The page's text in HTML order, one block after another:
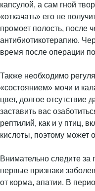
капсулой, а сам гной
«откачать» его не
промоет полость, после
антибиотикотерапию.
время после операции
Также необходимо
«состоянием» мочи и
цвет, долгое
заставить вас
рептилий, как и у птиц,
кислоты, поэтому может
Внимательно следите за
первые признаки
от корма, апатии. В